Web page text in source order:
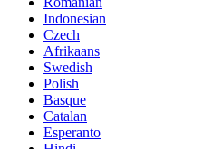
Indonesian
Czech
Afrikaans
Swedish
Polish
Basque
Catalan
Esperanto